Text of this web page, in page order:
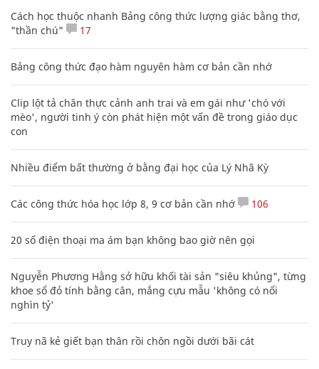
Cách học thuộc nhanh Bảng công thức lượng giác bằng thơ,
"thần chú"
17
Bảng công thức đạo hàm nguyên hàm cơ bản cần nhớ
Clip lột tả chân thực cảnh anh trai và em gái như 'chó với
mèo', người tinh ý còn phát hiện một vấn đề trong giáo dục
con
Nhiều điểm bất thường ở bằng đại học của Lý Nhã Kỳ
Các công thức hóa học lớp 8, 9 cơ bản cần nhớ 106
20 số điện thoại ma ám bạn không bao giờ nên gọi
Nguyễn Phương Hằng sở hữu khối tài sản "siêu khủng", từng
khoe sổ đỏ tính bằng cân, mắng cựu mẫu 'không có nổi
nghìn tỷ'
Truy nã kẻ giết bạn thân rồi chôn ngồi dưới bãi cát